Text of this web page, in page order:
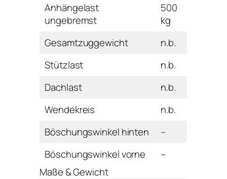
Anhängelast
ungebremst
500
kg
Gesamtzuggewicht
n.b.
Stützlast
n.b.
Dachlast
n.b.
Wendekreis
n.b.
Böschungswinkel hinten
–
Böschungswinkel vorne
–
Maße & Gewicht